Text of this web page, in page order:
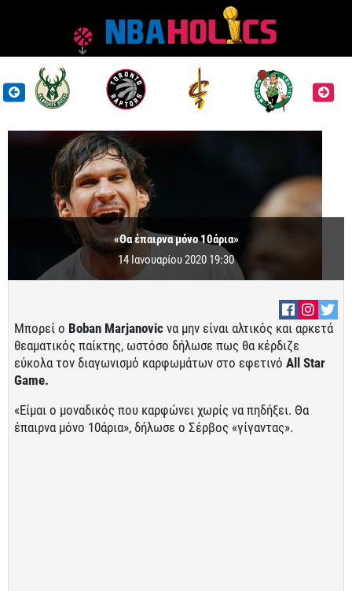
«Θα έπαιρνα μόνο 10άρια»
14 Ιανουαρίου 2020 19:30
Μπορεί ο Boban Marjanovic να μην είναι αλτικός και αρκετά
θεαματικός παίκτης, ωστόσο δήλωσε πως θα κέρδιζε
εύκολα τον διαγωνισμό καρφωμάτων στο εφετινό All Star
Game.
«Είμαι ο μοναδικός που καρφώνει χωρίς να πηδήξει. Θα
έπαιρνα μόνο 10άρια», δήλωσε ο Σέρβος «γίγαντας».